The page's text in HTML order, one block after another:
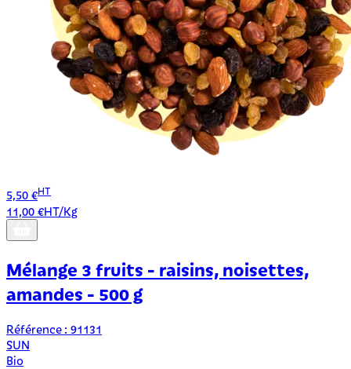
5,50 €HT
11,00 €HT/Kg
Mélange 3 fruits - raisins, noisettes,
amandes - 500 g
Référence : 91131
SUN
Bio